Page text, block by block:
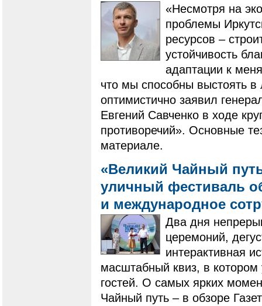
«Несмотря на
проблемы
ресурсов –
устойчивость
адаптации к
что мы способны выстоять
оптимистично заявил
Евгений Савченко в ходе
противоречий». Основные
материале.
«Великий Чайный
уличный фестиваль
и международное
Два дня
церемоний,
интерактивная
масштабный квиз, в
гостей. О самых ярких
Чайный путь – в обзоре